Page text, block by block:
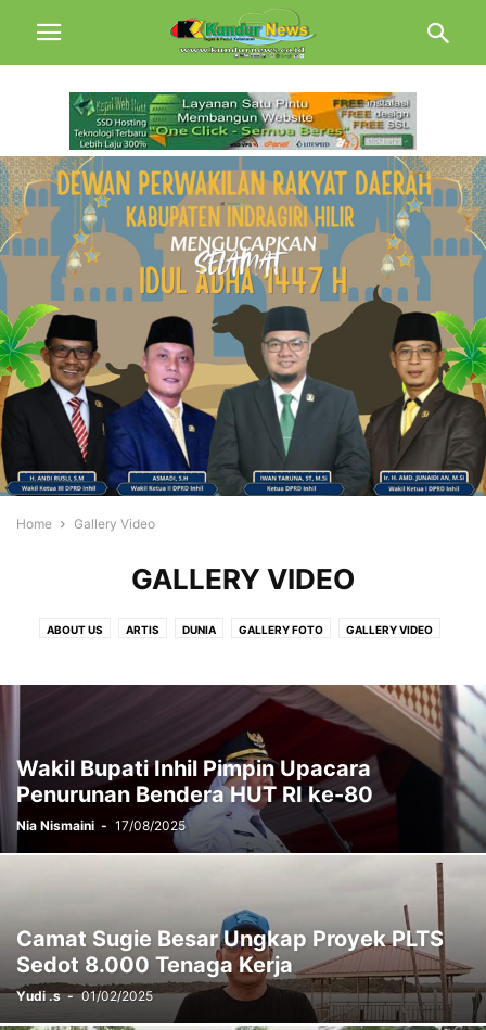
Home Gallery Video
GALLERY VIDEO
ABOUT US ARTIS DUNIA GALLERY FOTO GALLERY VIDEO
PARIWISATA PEDOMAN PEMBERITAAN MEDIA SYBER POS IKLAN
TEKNOLOGI
Wakil Bupati Inhil Pimpin Upacara
Penurunan Bendera HUT RI ke-80
Nia Nismaini - 17/08/2025
Camat Sugie Besar Ungkap Proyek PLTS
Sedot 8.000 Tenaga Kerja
Yudi .s - 01/02/2025